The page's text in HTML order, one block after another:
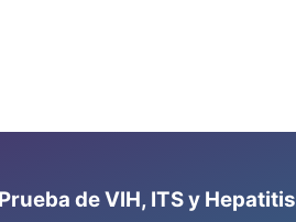
de VIH, ITS y Hepatitis